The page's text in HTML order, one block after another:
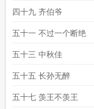
四十九 齐伯爷
五十一 不过一个断绝
五十三 中秋佳
五十五 长孙无醉
五十七 羡王不羡王